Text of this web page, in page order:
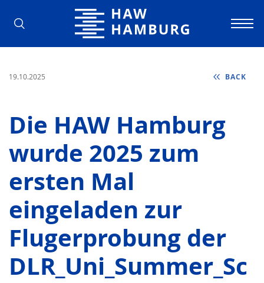
Hamburg University of Applied
19.10.2025 BACK
Die HAW Hamburg
wurde 2025 zum
ersten Mal
eingeladen zur
Flugerprobung der